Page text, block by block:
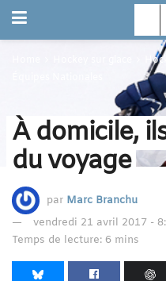
À domicile,
du voyage
par Marc Branchu
vendredi 21 avril 2017 -
Temps de lecture: 6 mins